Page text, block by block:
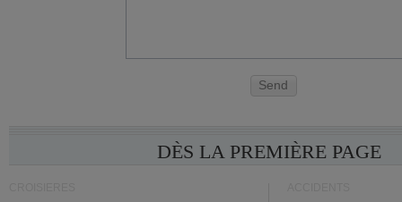
Send
DÈS LA PREMIÈRE PAGE